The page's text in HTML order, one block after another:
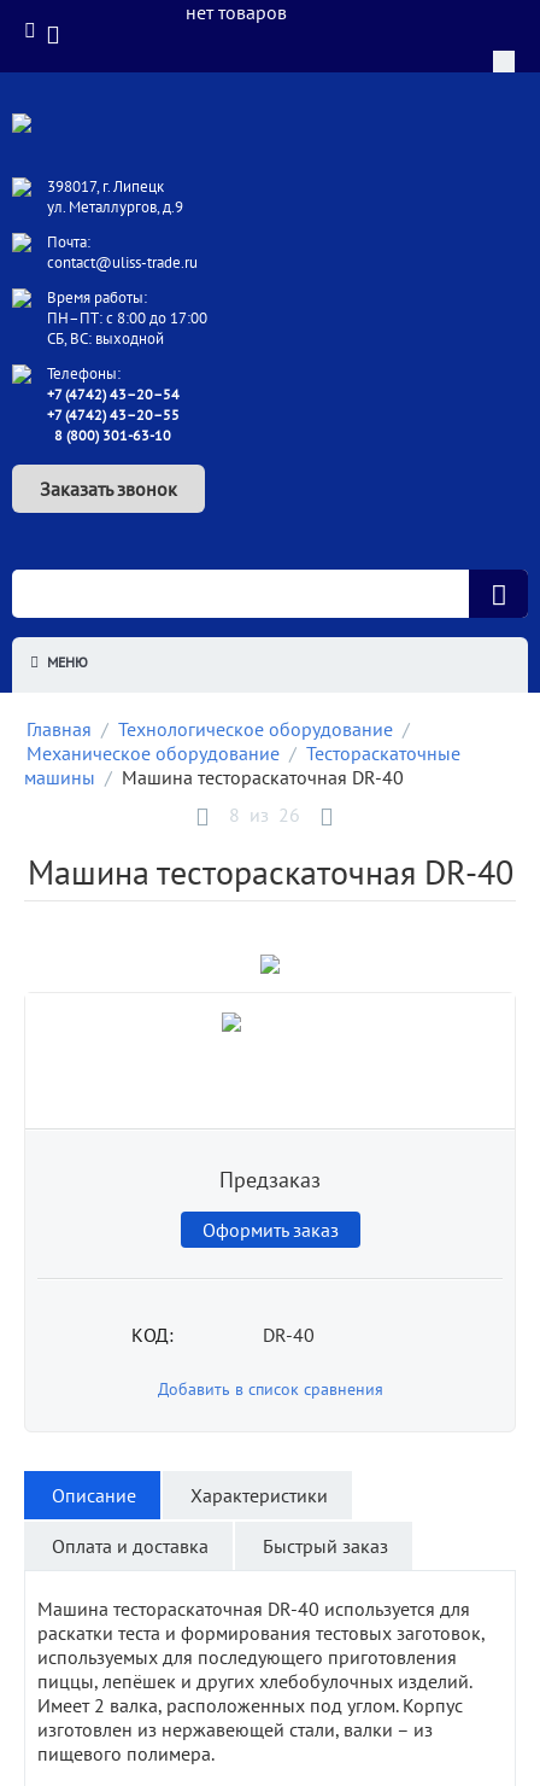
398017, г. Липецк
ул. Металлургов, д.9
Почта:
contact@uliss-trade.ru
Время работы:
ПН–ПТ: с 8:00 до 17:00
СБ, ВС: выходной
Телефоны:
+7 (4742) 43–20–54
+7 (4742) 43–20–55
8 (800) 301-63-10
Заказать звонок
нет товаров
МЕНЮ
Главная / Технологическое оборудование /
Механическое оборудование / Тестораскаточные
машины / Машина тестораскаточная DR-40
8 из 26
Машина тестораскаточная DR-40
Предзаказ
Оформить заказ
КОД: DR-40
Добавить в список сравнения
Описание Характеристики
Оплата и доставка Быстрый заказ
Машина тестораскаточная DR-40 используется для
раскатки теста и формирования тестовых заготовок,
используемых для последующего приготовления
пиццы, лепёшек и других хлебобулочных изделий.
Имеет 2 валка, расположенных под углом. Корпус
изготовлен из нержавеющей стали, валки – из
пищевого полимера.